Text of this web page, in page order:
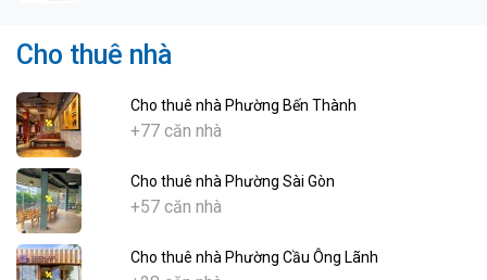
Cho thuê nhà
Cho thuê nhà Phường Bến Thành
+77 căn nhà
Cho thuê nhà Phường Sài Gòn
+57 căn nhà
Cho thuê nhà Phường Cầu Ông Lãnh